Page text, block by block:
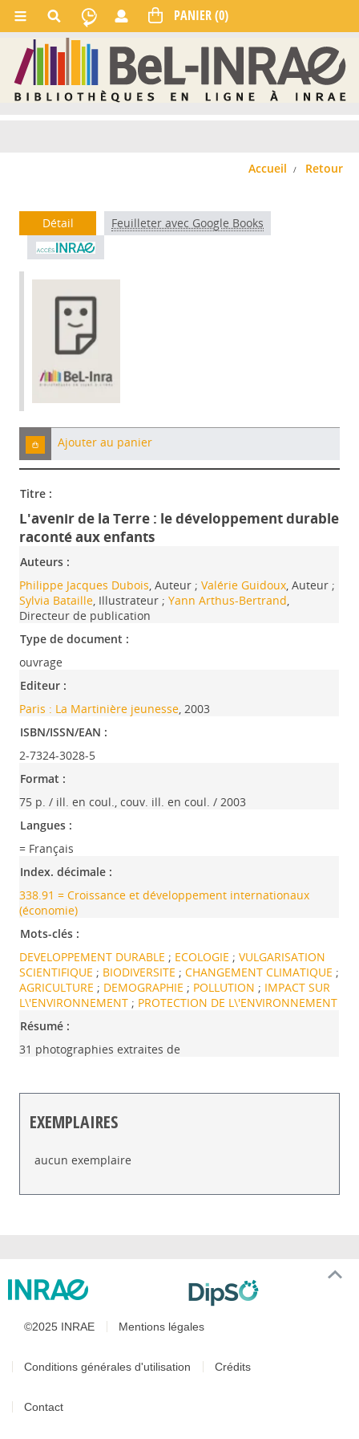
Accueil Retour
Détail Feuilleter avec Google Books
Ajouter au panier
Titre :
L'avenir de la Terre : le développement durable
raconté aux enfants
Auteurs :
Philippe Jacques Dubois, Auteur ;Valérie Guidoux, Auteur ;
Sylvia Bataille, Illustrateur ;Yann Arthus-Bertrand,
Directeur de publication
Type de document :
ouvrage
Editeur :
Paris : La Martinière jeunesse, 2003
ISBN/ISSN/EAN :
2-7324-3028-5
Format :
75 p. / ill. en coul., couv. ill. en coul. / 2003
Langues :
= Français
Index. décimale :
338.91 = Croissance et développement internationaux
(économie)
Mots-clés :
DEVELOPPEMENT DURABLE ; ECOLOGIE ;VULGARISATION
SCIENTIFIQUE ; BIODIVERSITE ;CHANGEMENT CLIMATIQUE ;
AGRICULTURE ; DEMOGRAPHIE ; POLLUTION ; IMPACT SUR
L\'ENVIRONNEMENT ; PROTECTION DE L\'ENVIRONNEMENT
Résumé :
31 photographies extraites de
EXEMPLAIRES
Liste des exemplaires
aucun exemplaire
©2025 INRAE Mentions légales
Conditions générales d'utilisation Crédits
Contact